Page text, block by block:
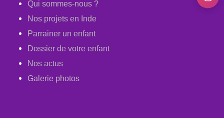
Qui sommes-nous ?
Nos projets en Inde
Parrainer un enfant
Dossier de votre enfant
Nos actus
Galerie photos